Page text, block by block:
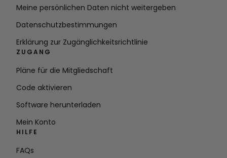
Meine persönlichen Daten nicht weitergeben
Datenschutzbestimmungen
Erklärung zur Zugänglichkeitsrichtlinie
ZUGANG
Pläne für die Mitgliedschaft
Code aktivieren
Software herunterladen
Mein Konto
HILFE
FAQs